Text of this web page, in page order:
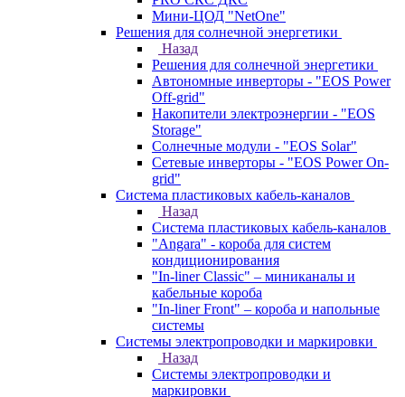
Мини-ЦОД "NetOne"
Решения для солнечной энергетики
Назад
Решения для солнечной энергетики
Автономные инверторы - "EOS Power
Off-grid"
Накопители электроэнергии - "EOS
Storage"
Солнечные модули - "EOS Solar"
Сетевые инверторы - "EOS Power On-
grid"
Система пластиковых кабель-каналов
Назад
Система пластиковых кабель-каналов
"Angara" - короба для систем
кондиционирования
"In-liner Classic" – миниканалы и
кабельные короба
"In-liner Front" – короба и напольные
системы
Системы электропроводки и маркировки
Назад
Системы электропроводки и
маркировки